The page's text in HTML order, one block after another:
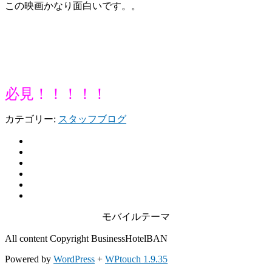
この映画かなり面白いです。。
必見！！！！！
カテゴリー: スタッフブログ
モバイルテーマ
All content Copyright BusinessHotelBAN
Powered by WordPress + WPtouch 1.9.35